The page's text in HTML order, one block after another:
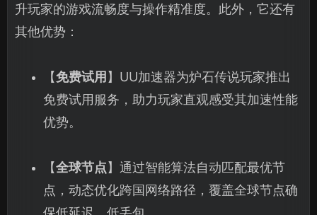
升玩家的游戏流畅度与操作精准度。此外，它还有
其他优势：
【免费试用】UU加速器为炉石传说玩家推出
免费试用服务，助力玩家直观感受其加速性能
优势。
【全球节点】通过智能算法自动匹配最优节
点，动态优化跨国网络路径，覆盖全球节点确